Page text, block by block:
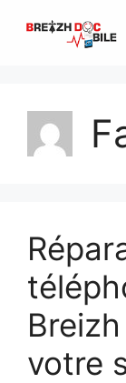
votre